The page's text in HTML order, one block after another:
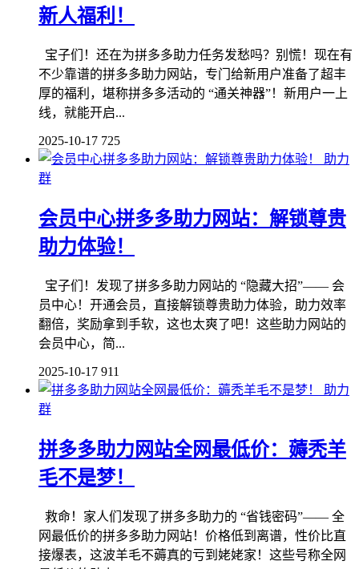
新人福利！
宝子们！还在为拼多多助力任务发愁吗？别慌！现在有
不少靠谱的拼多多助力网站，专门给新用户准备了超丰
厚的福利，堪称拼多多活动的 “通关神器”！新用户一上
线，就能开启...
2025-10-17 725
助力
群
会员中心拼多多助力网站：解锁尊贵
助力体验！
宝子们！发现了拼多多助力网站的 “隐藏大招”—— 会
员中心！开通会员，直接解锁尊贵助力体验，助力效率
翻倍，奖励拿到手软，这也太爽了吧！这些助力网站的
会员中心，简...
2025-10-17 911
助力
群
拼多多助力网站全网最低价：薅秃羊
毛不是梦！
救命！家人们发现了拼多多助力的 “省钱密码”—— 全
网最低价的拼多多助力网站！价格低到离谱，性价比直
接爆表，这波羊毛不薅真的亏到姥姥家！这些号称全网